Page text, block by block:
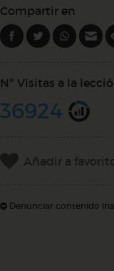
Compartir en
Nº Visitas a la
36924
Añadir a
Denunciar contenido